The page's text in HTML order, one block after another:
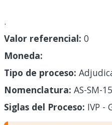
.
Valor referencial: 0
Moneda:
Tipo de proceso:
Nomenclatura: AS-SM-
Siglas del Proceso: IVP -